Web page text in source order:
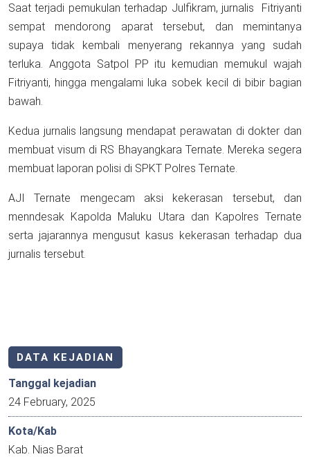
Saat terjadi pemukulan terhadap Julfikram, jurnalis Fitriyanti
sempat mendorong aparat tersebut, dan memintanya
supaya tidak kembali menyerang rekannya yang sudah
terluka. Anggota Satpol PP itu kemudian memukul wajah
Fitriyanti, hingga mengalami luka sobek kecil di bibir bagian
bawah.
Kedua jurnalis langsung mendapat perawatan di dokter dan
membuat visum di RS Bhayangkara Ternate. Mereka segera
membuat laporan polisi di SPKT Polres Ternate.
AJI Ternate mengecam aksi kekerasan tersebut, dan
menndesak Kapolda Maluku Utara dan Kapolres Ternate
serta jajarannya mengusut kasus kekerasan terhadap dua
jurnalis tersebut.
DATA KEJADIAN
Tanggal kejadian
24 February, 2025
Kota/Kab
Kab. Nias Barat